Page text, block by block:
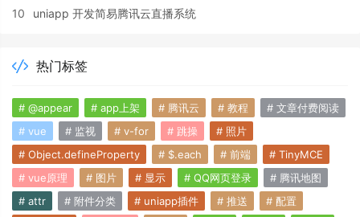
10 uniapp 开发简易腾讯云直播系统
热门标签
# @appear # app上架 # 腾讯云 # 教程
# 文章付费阅读
# vue
# 监视 # v-for # 跳操
# 照片
# Object.defineProperty
# $.each # 前端
# TinyMCE
# vue原理
# 图片 # 显示 # QQ网页登录
# 腾讯地图
# attr
# 附件分类 # uniapp插件 # 推送 # 配置